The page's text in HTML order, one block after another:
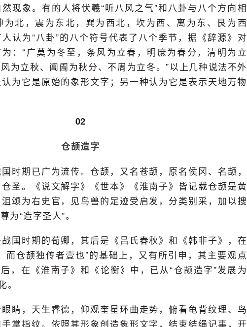
现象。有的人将伏羲“听八风之气”和八卦与八个方向相
为北，震为东北，巽为西北，坎为西、离为东、艮为西
认为“八卦”的八个符号代表了八个季节，据《辞源》对
：“广莫为冬至，条风为立春，明庶为春分，清明为立
为立秋、阊阖为秋分、不周为立冬。”以上几种说法不外
为它是原始的象形文字；另一种认为它是表示天地万物
02
仓颉造字
时期已广为流传。仓颉，又名苍颉，原名侯冈、名颉，
圣。《说文解字》《世本》《淮南子》皆记载仓颉是黄
颂为右史官，见鸟兽的足迹受启发，分类别采，加以搜
为“造字圣人”。
国时期的荀卿，其后是《吕氏春秋》和《韩非子》，在
而仓颉独传者壹也”的基础上，又有所引申，其主要观点
，在《淮南子》和《论衡》中，已从“仓颉造字”发展为
。
睛，天生睿德，仰观奎星环曲走势，俯看龟背纹理、鸟
掌指纹。依照其形象创造象形文字，结束结绳记事，开